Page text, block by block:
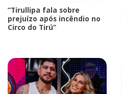
“Tirullipa fala sobre
prejuízo após incêndio no
Circo do Tirú”